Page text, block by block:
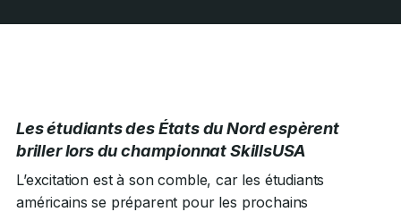
Les étudiants des États du Nord espèrent
briller lors du championnat SkillsUSA
L’excitation est à son comble, car les étudiants
américains se préparent pour les prochains